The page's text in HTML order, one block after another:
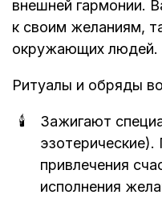
внешней гармонии.
к своим желаниям,
окружающих людей.
Ритуалы и обряды
Зажигают
привлечения
исполнения